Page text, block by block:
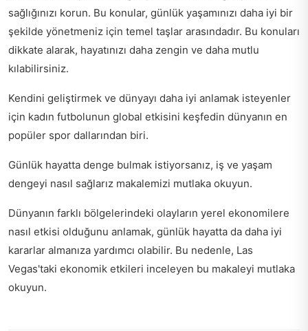
sağlığınızı korun. Bu konular, günlük yaşamınızı daha iyi bir
şekilde yönetmeniz için temel taşlar arasındadır. Bu konuları
dikkate alarak, hayatınızı daha zengin ve daha mutlu
kılabilirsiniz.
Kendini geliştirmek ve dünyayı daha iyi anlamak isteyenler
için kadın futbolunun global etkisini keşfedin dünyanın en
popüler spor dallarından biri.
Günlük hayatta denge bulmak istiyorsanız, iş ve yaşam
dengeyi nasıl sağlarız makalemizi mutlaka okuyun.
Dünyanın farklı bölgelerindeki olayların yerel ekonomilere
nasıl etkisi olduğunu anlamak, günlük hayatta da daha iyi
kararlar almanıza yardımcı olabilir. Bu nedenle, Las
Vegas'taki ekonomik etkileri inceleyen bu makaleyi mutlaka
okuyun.